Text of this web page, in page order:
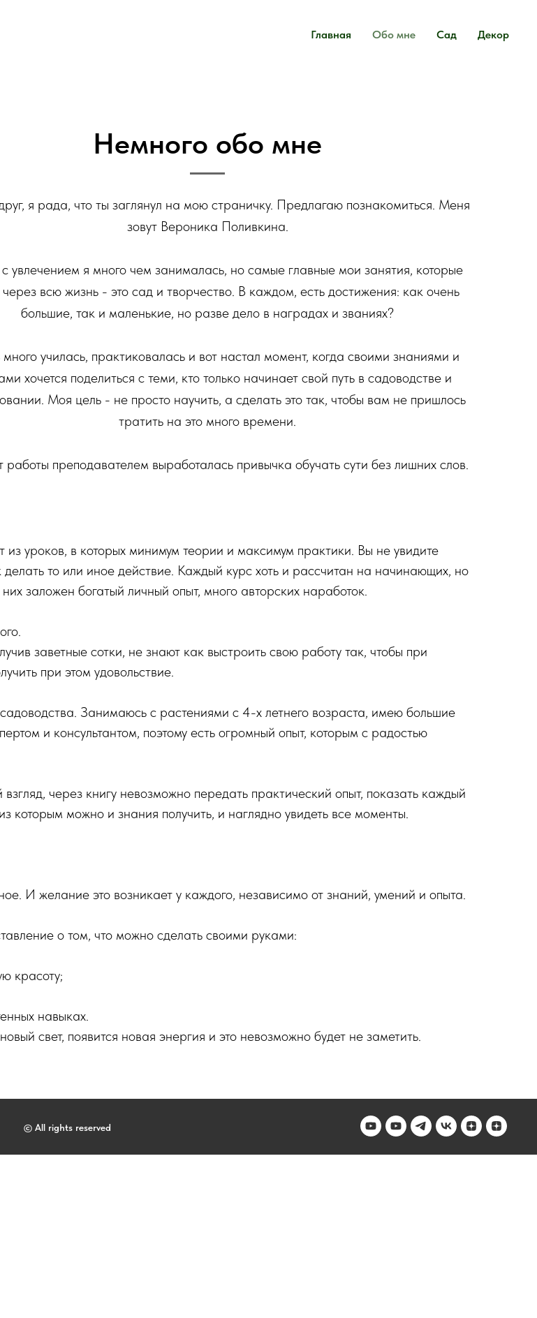
Главная Обо мне Сад Декор
Немного обо мне
я рада, что ты заглянул на мою страничку. Предлагаю познакомиться. Меня
зовут Вероника Поливкина.
увлечением я много чем занималась, но самые главные мои занятия, которые
всю жизнь - это сад и творчество. В каждом, есть достижения: как очень
большие, так и маленькие, но разве дело в наградах и званиях?
училась, практиковалась и вот настал момент, когда своими знаниями и
хочется поделиться с теми, кто только начинает свой путь в садоводстве и
Моя цель - не просто научить, а сделать это так, чтобы вам не пришлось
тратить на это много времени.
работы преподавателем выработалась привычка обучать сути без лишних слов.
уроков, в которых минимум теории и максимум практики. Вы не увидите
то или иное действие. Каждый курс хоть и рассчитан на начинающих, но
заложен богатый личный опыт, много авторских наработок.
заветные сотки, не знают как выстроить свою работу так, чтобы при
при этом удовольствие.
Занимаюсь с растениями с 4-х летнего возраста, имею большие
и консультантом, поэтому есть огромный опыт, которым с радостью
через книгу невозможно передать практический опыт, показать каждый
можно и знания получить, и наглядно увидеть все моменты.
И желание это возникает у каждого, независимо от знаний, умений и опыта.
о том, что можно сделать своими руками:
красоту;
навыках.
свет, появится новая энергия и это невозможно будет не заметить.
© All rights reserved